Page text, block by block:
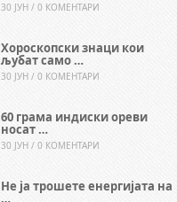
30 ЈУН / 0 КОМЕНТАРИ
Хороскопски знаци кои
љубат само …
30 ЈУН / 0 КОМЕНТАРИ
60 грама индиски ореви
носат …
30 ЈУН / 0 КОМЕНТАРИ
Не ја трошете енергијата на
…